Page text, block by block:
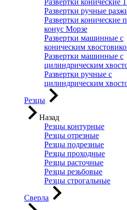
Развертки конические
Развертки ручные
Развертки конические
конус Морзе
Развертки машинные с
коническим
Развертки машинные с
цилиндрическим
Развертки ручные с
цилиндрическим
Резцы
Назад
Резцы контурные
Резцы отрезные
Резцы подрезные
Резцы проходные
Резцы расточные
Резцы резьбовые
Резцы строгальные
Сверла